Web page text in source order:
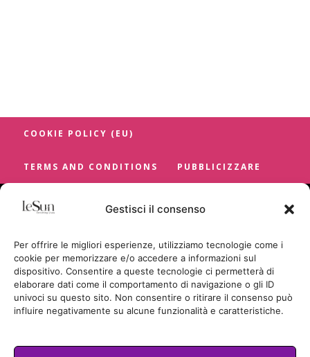
Gestisci il consenso
Per offrire le migliori esperienze, utilizziamo tecnologie come i
cookie per memorizzare e/o accedere a informazioni sul
dispositivo. Consentire a queste tecnologie ci permetterà di
elaborare dati come il comportamento di navigazione o gli ID
univoci su questo sito. Non consentire o ritirare il consenso può
influire negativamente su alcune funzionalità e caratteristiche.
COOKIE POLICY (EU)
TERMS AND CONDITIONS PUBBLICIZZARE